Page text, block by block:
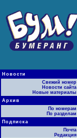
Новости
Свежий номер
Новости сайта
Новые материалы
Архив
По номерам
По разделам
Подписка
Почта
Редакция